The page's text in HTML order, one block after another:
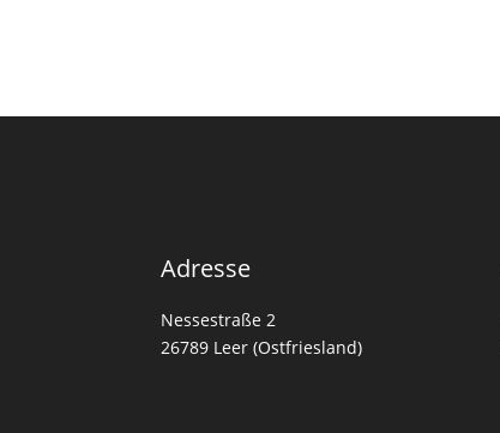
Adresse
Nessestraße 2
26789 Leer (Ostfriesland)